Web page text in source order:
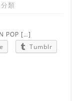
類
POP […]
Tumblr